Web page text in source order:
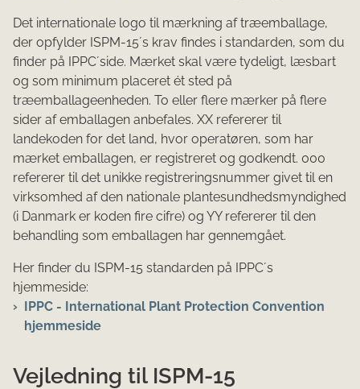
Det internationale logo til mærkning af træemballage,
der opfylder ISPM-15´s krav findes i standarden, som du
finder på IPPC´side. Mærket skal være tydeligt, læsbart
og som minimum placeret ét sted på
træemballageenheden. To eller flere mærker på flere
sider af emballagen anbefales. XX refererer til
landekoden for det land, hvor operatøren, som har
mærket emballagen, er registreret og godkendt. 000
refererer til det unikke registreringsnummer givet til en
virksomhed af den nationale plantesundhedsmyndighed
(i Danmark er koden fire cifre) og YY refererer til den
behandling som emballagen har gennemgået.
Her finder du ISPM-15 standarden på IPPC´s
hjemmeside:
IPPC - International Plant Protection Convention
hjemmeside
Vejledning til ISPM-15